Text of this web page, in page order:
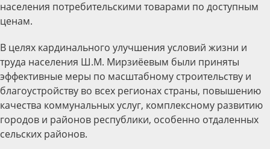
населения потребительскими товарами по доступным
ценам.
В целях кардинального улучшения условий жизни и
труда населения Ш.М. Мирзиёевым были приняты
эффективные меры по масштабному строительству и
благоустройству во всех регионах страны, повышению
качества коммунальных услуг, комплексному развитию
городов и районов республики, особенно отдаленных
сельских районов.